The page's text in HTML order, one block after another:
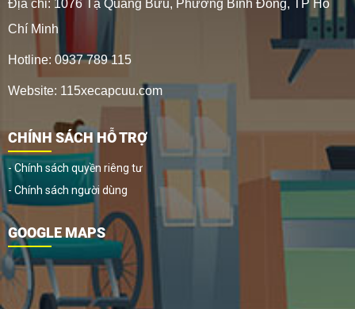
Địa chỉ: 1076 Tạ Quang Bửu, Phường Bình Đông, TP Hồ
Chí Minh
Hotline: 0937 789 115
Website: 115xecapcuu.com
CHÍNH SÁCH HỖ TRỢ
- Chính sách quyền riêng tư
- Chính sách người dùng
GOOGLE MAPS